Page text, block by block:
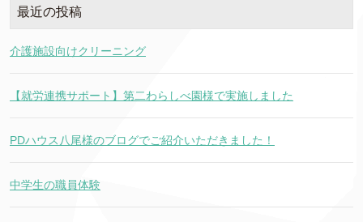
最近の投稿
介護施設向けクリーニング
【就労連携サポート】第二わらしべ園様で実施しました
PDハウス八尾様のブログでご紹介いただきました！
中学生の職員体験